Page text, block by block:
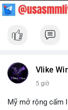
Vlike
5 giờ
Mỹ mở rộng cấm